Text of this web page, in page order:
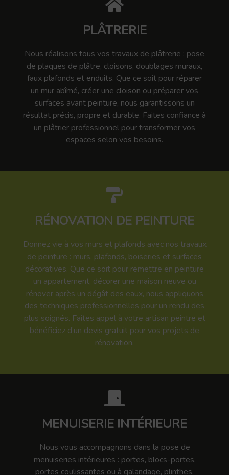
PLÂTRERIE
Nous réalisons tous vos travaux de plâtrerie : pose
de plaques de plâtre, cloisons, doublages muraux,
faux plafonds et enduits. Que ce soit pour réparer
un mur abîmé, créer une cloison ou préparer vos
surfaces avant peinture, nous garantissons un
résultat précis, propre et durable. Faites confiance à
un plâtrier professionnel pour transformer vos
espaces selon vos besoins.
RÉNOVATION DE PEINTURE
Donnez vie à vos murs et plafonds avec nos travaux
de peinture : murs, plafonds, boiseries et surfaces
décoratives. Que ce soit pour remettre en peinture
un appartement, décorer une maison neuve ou
rénover après un dégât des eaux, nous appliquons
des techniques professionnelles pour un rendu des
plus soignés. Faites appel à votre artisan peintre et
bénéficiez d’un devis gratuit pour vos projets de
rénovation.
MENUISERIE INTÉRIEURE
Nous vous accompagnons dans la pose de
menuiseries intérieures : portes, blocs-portes,
portes coulissantes ou à galandage, plinthes,